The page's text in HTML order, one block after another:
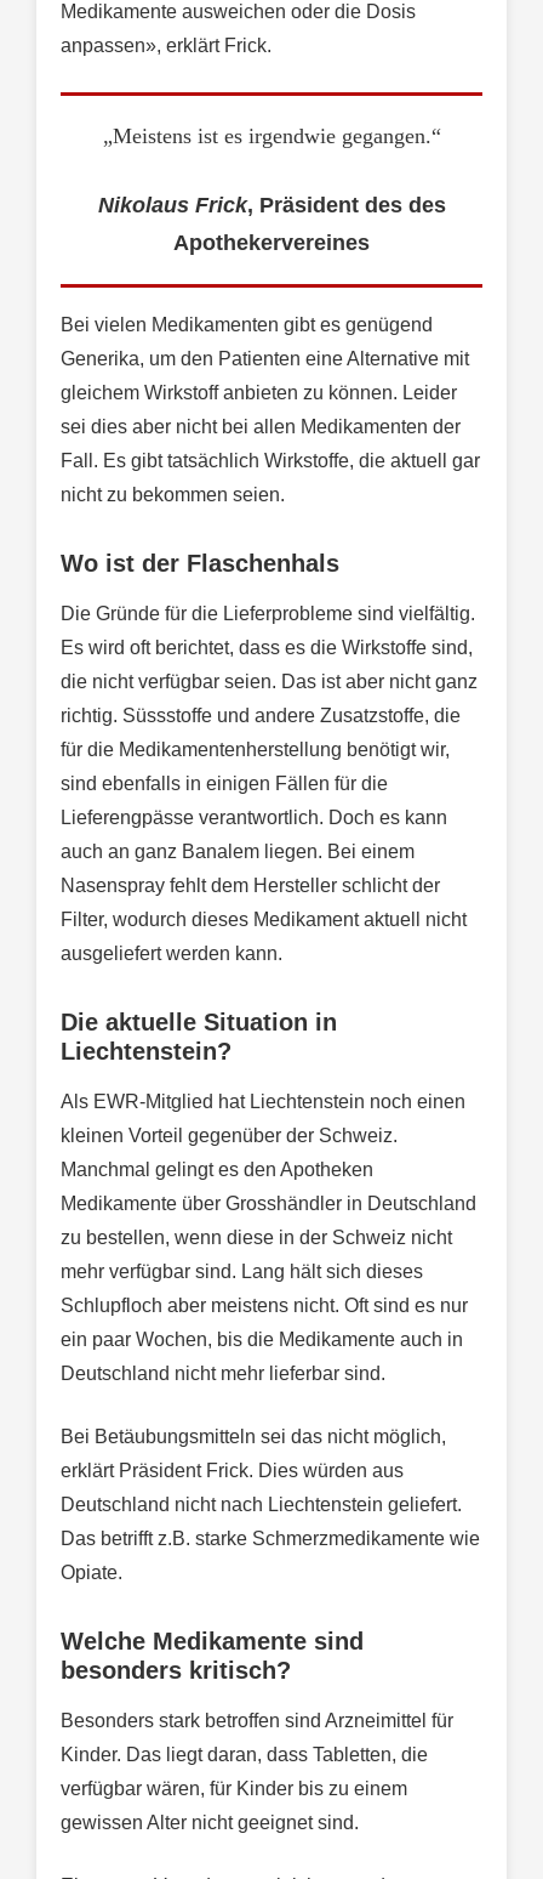
Medikamente ausweichen oder die Dosis
anpassen», erklärt Frick.
„Meistens ist es irgendwie gegangen.“
Nikolaus Frick, Präsident des des
Apothekervereines
Bei vielen Medikamenten gibt es genügend
Generika, um den Patienten eine Alternative mit
gleichem Wirkstoff anbieten zu können. Leider
sei dies aber nicht bei allen Medikamenten der
Fall. Es gibt tatsächlich Wirkstoffe, die aktuell gar
nicht zu bekommen seien.
Wo ist der Flaschenhals
Die Gründe für die Lieferprobleme sind vielfältig.
Es wird oft berichtet, dass es die Wirkstoffe sind,
die nicht verfügbar seien. Das ist aber nicht ganz
richtig. Süssstoffe und andere Zusatzstoffe, die
für die Medikamentenherstellung benötigt wir,
sind ebenfalls in einigen Fällen für die
Lieferengpässe verantwortlich. Doch es kann
auch an ganz Banalem liegen. Bei einem
Nasenspray fehlt dem Hersteller schlicht der
Filter, wodurch dieses Medikament aktuell nicht
ausgeliefert werden kann.
Die aktuelle Situation in
Liechtenstein?
Als EWR-Mitglied hat Liechtenstein noch einen
kleinen Vorteil gegenüber der Schweiz.
Manchmal gelingt es den Apotheken
Medikamente über Grosshändler in Deutschland
zu bestellen, wenn diese in der Schweiz nicht
mehr verfügbar sind. Lang hält sich dieses
Schlupfloch aber meistens nicht. Oft sind es nur
ein paar Wochen, bis die Medikamente auch in
Deutschland nicht mehr lieferbar sind.
Bei Betäubungsmitteln sei das nicht möglich,
erklärt Präsident Frick. Dies würden aus
Deutschland nicht nach Liechtenstein geliefert.
Das betrifft z.B. starke Schmerzmedikamente wie
Opiate.
Welche Medikamente sind
besonders kritisch?
Besonders stark betroffen sind Arzneimittel für
Kinder. Das liegt daran, dass Tabletten, die
verfügbar wären, für Kinder bis zu einem
gewissen Alter nicht geeignet sind.